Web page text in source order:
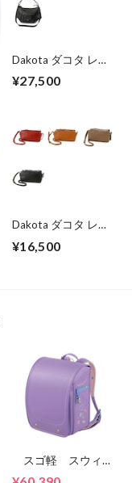
Dakota ダコタ レデ
ィース ルーチェ2
ショルダーバッグ
¥27,500
Dakota ダコタ レッ
ショルダーバッグ
¥16,500
スゴ軽 スウィー
ト スウィーツ